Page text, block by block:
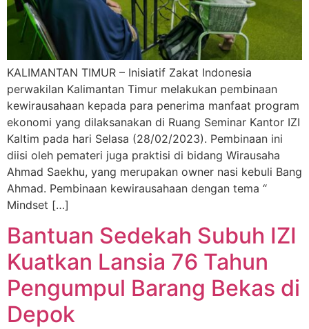
KALIMANTAN TIMUR – Inisiatif Zakat Indonesia
perwakilan Kalimantan Timur melakukan pembinaan
kewirausahaan kepada para penerima manfaat program
ekonomi yang dilaksanakan di Ruang Seminar Kantor IZI
Kaltim pada hari Selasa (28/02/2023). Pembinaan ini
diisi oleh pemateri juga praktisi di bidang Wirausaha
Ahmad Saekhu, yang merupakan owner nasi kebuli Bang
Ahmad. Pembinaan kewirausahaan dengan tema “
Mindset […]
Bantuan Sedekah Subuh IZI
Kuatkan Lansia 76 Tahun
Pengumpul Barang Bekas di
Depok